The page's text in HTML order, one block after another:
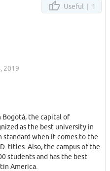
Useful | 1
2019
Bogotá, the capital of
as the best university in
standard when it comes to the
titles. Also, the campus of the
students and has the best
America.